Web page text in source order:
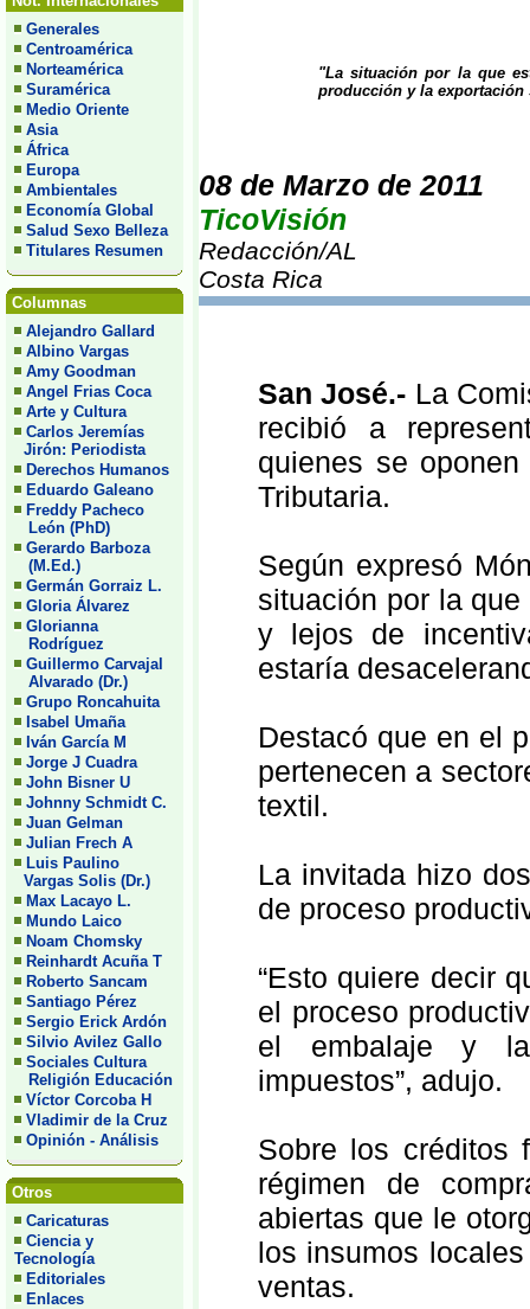
Generales
Centroamérica
Norteamérica
Suramérica
Medio Oriente
Asia
África
Europa
Ambientales
Economía Global
Salud Sexo Belleza
Titulares Resumen
Columnas
Alejandro Gallard
Albino Vargas
Amy Goodman
Angel Frias Coca
Arte y Cultura
Carlos Jeremías
Jirón: Periodista
Derechos Humanos
Eduardo Galeano
Freddy Pacheco
León (PhD)
Gerardo Barboza
(M.Ed.)
Germán Gorraiz L.
Gloria Álvarez
Glorianna
Rodríguez
Guillermo Carvajal
Alvarado (Dr.)
Grupo Roncahuita
Isabel Umaña
Iván García M
Jorge J Cuadra
John Bisner U
Johnny Schmidt C.
Juan Gelman
Julian Frech A
Luis Paulino
Vargas Solis (Dr.)
Max Lacayo L.
Mundo Laico
Noam Chomsky
Reinhardt Acuña T
Roberto Sancam
Santiago Pérez
Sergio Erick Ardón
Silvio Avilez Gallo
Sociales Cultura
Religión Educación
Víctor Corcoba H
Vladimir de la Cruz
Opinión - Análisis
Otros
Caricaturas
Ciencia y
Tecnología
Editoriales
Enlaces
"La situación por la que
producción y la exportación
08 de Marzo de 2011
TicoVisión
Redacción/AL
Costa Rica
San José.- La
recibió a
quienes se
Tributaria.
Según expresó
situación por la
y lejos de
estaría
Destacó que en el
pertenecen a
textil.
La invitada hizo
de proceso
“Esto quiere decir
el proceso
el embalaje y la
impuestos”, adujo.
Sobre los créditos
régimen de
abiertas que le
los insumos
ventas.